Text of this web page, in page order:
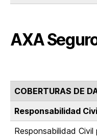
AXA
COBERTURAS DE
Responsabilidad
Responsabilidad